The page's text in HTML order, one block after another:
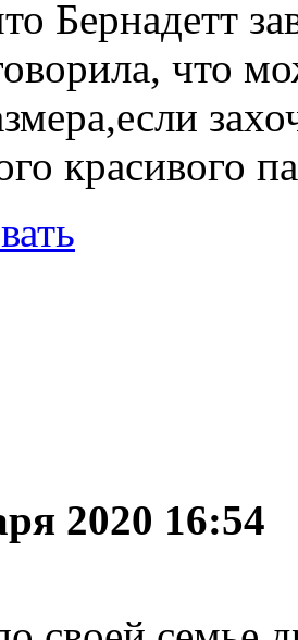
Бернадетт
что
красивого
2020 16:54